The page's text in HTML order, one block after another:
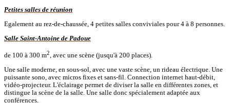
Petites salles de réunion
Egalement au rez-de-chaussée, 4 petites salles conviviales pour 4 à 8 personnes.
Salle Saint-Antoine de Padoue
de 100 à 300 m2 , avec une scène (jusqu'à 200 places).
Une salle moderne, en sous-sol, avec une vaste scène, un rideau électrique. Une
puissante sono, avec micros fixes et sans-fil. Connection internet haut-débit,
vidéo-projecteur. L'éclairage permet de diviser la salle en différentes zones, et
distingue la scène de la salle. Une salle donc spécialement adaptée aux
conférences.